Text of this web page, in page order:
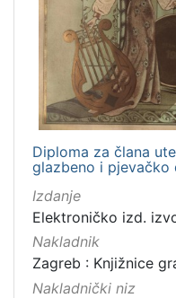
Diploma za člana
glazbeno i pjevačko
Izdanje
Elektroničko izd.
Nakladnik
Zagreb : Knjižnice
Nakladnički niz